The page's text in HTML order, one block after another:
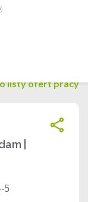
listy ofert pracy
|
5